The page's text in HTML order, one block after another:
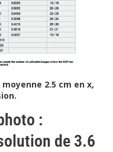
2.5 cm en x,
:
de 3.6